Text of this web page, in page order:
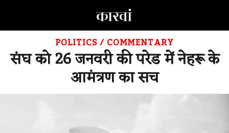
POLITICS/COMMENTARY
संघ को 26 जनवरी की परेड में नेहरू के
आमंत्रण का सच